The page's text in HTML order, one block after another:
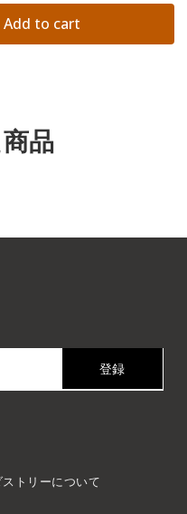
Add to cart
品
登録
トリーについて